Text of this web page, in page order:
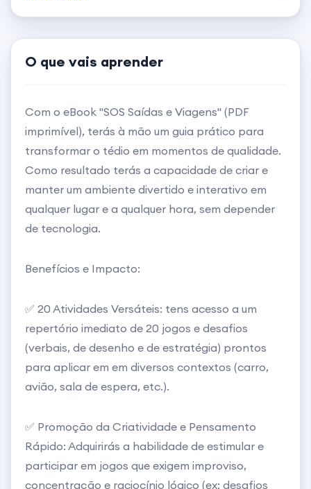
Pessoas que viajam juntas ou se reúnem
frequentemente e desejam ter um "kit de
sobrevivência" de jogos para preencher
momentos de espera ou socializar sem depender
de tecnologia, valorizando o convívio e o humor.
Este eBook é para todos os níveis e não exige
prático e instantâneo.
O que vais aprender
Com o eBook "SOS Saídas e Viagens" (PDF
imprimível), terás à mão um guia prático para
transformar o tédio em momentos de qualidade.
Como resultado terás a capacidade de criar e
manter um ambiente divertido e interativo em
qualquer lugar e a qualquer hora, sem depender
de tecnologia.
Benefícios e Impacto:
✅ 20 Atividades Versáteis: tens acesso a um
repertório imediato de 20 jogos e desafios
(verbais, de desenho e de estratégia) prontos
para aplicar em em diversos contextos (carro,
avião, sala de espera, etc.).
✅ Promoção da Criatividade e Pensamento
Rápido: Adquirirás a habilidade de estimular e
participar em jogos que exigem improviso,
concentração e raciocínio lógico (ex: desafios